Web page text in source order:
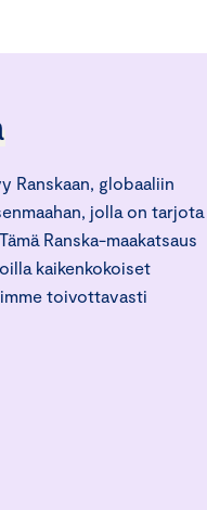
Ranskaan, globaaliin
jolla on tarjota
Ranska-maakatsaus
kaikenkokoiset
toivottavasti